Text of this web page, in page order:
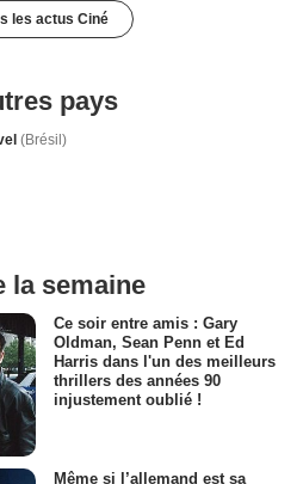
les actus Ciné
pays
(Brésil)
la semaine
Ce soir entre amis : Gary
Oldman, Sean Penn et Ed
Harris dans l'un des meilleurs
thrillers des années 90
injustement oublié !
Même si l’allemand est sa